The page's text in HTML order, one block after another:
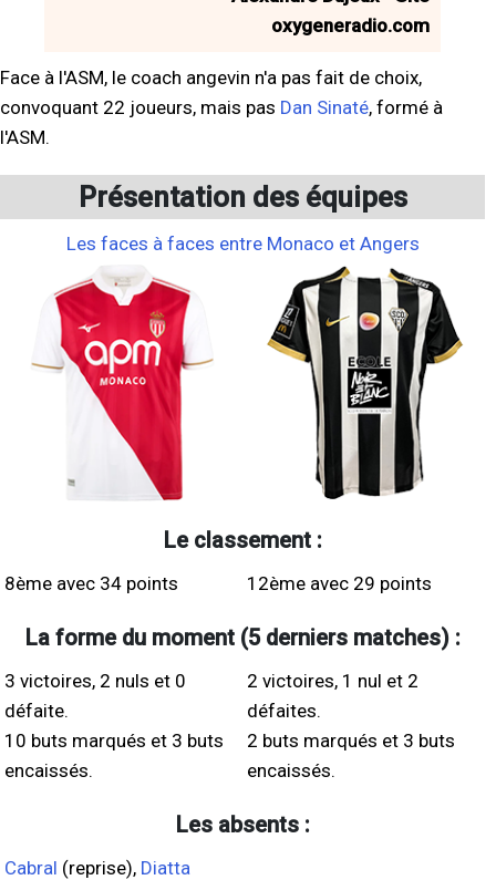
oxygeneradio.com
Face à l'ASM, le coach angevin n'a pas fait de choix,
convoquant 22 joueurs, mais pas Dan Sinaté, formé à
l'ASM.
Présentation des équipes
Les faces à faces entre Monaco et Angers
Le classement :
8ème avec 34 points 12ème avec 29 points
La forme du moment (5 derniers matches) :
3 victoires, 2 nuls et 0
défaite.
10 buts marqués et 3 buts
encaissés.
2 victoires, 1 nul et 2
défaites.
2 buts marqués et 3 buts
encaissés.
Les absents :
Cabral (reprise), Diatta